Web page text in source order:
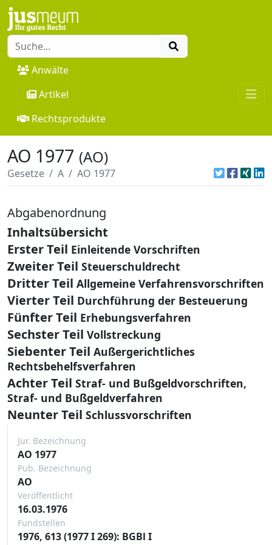
Anwälte
Artikel
Rechtsprodukte
AO 1977 (AO)
Gesetze A AO 1977
Abgabenordnung
Inhaltsübersicht
Erster Teil Einleitende Vorschriften
Zweiter Teil Steuerschuldrecht
Dritter Teil Allgemeine Verfahrensvorschriften
Vierter Teil Durchführung der Besteuerung
Fünfter Teil Erhebungsverfahren
Sechster Teil Vollstreckung
Siebenter Teil Außergerichtliches
Rechtsbehelfsverfahren
Achter Teil Straf- und Bußgeldvorschriften,
Straf- und Bußgeldverfahren
Neunter Teil Schlussvorschriften
Jur. Bezeichnung
AO 1977
Pub. Bezeichnung
AO
Veröffentlicht
16.03.1976
Fundstellen
1976, 613 (1977 I 269): BGBl I